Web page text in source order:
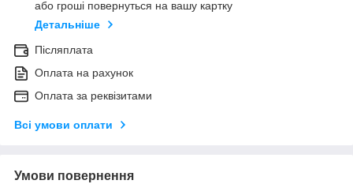
або гроші повернуться на вашу картку
Детальніше
Післяплата
Оплата на рахунок
Оплата за реквізитами
Всі умови оплати
Умови повернення